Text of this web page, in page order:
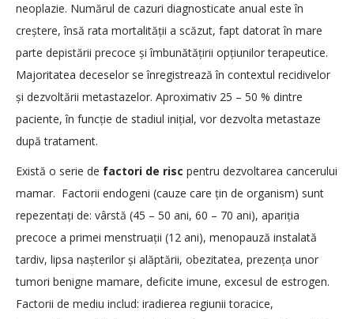
neoplazie. Numărul de cazuri diagnosticate anual este în
creștere, însă rata mortalității a scăzut, fapt datorat în mare
parte depistării precoce și îmbunătățirii opțiunilor terapeutice.
Majoritatea deceselor se înregistrează în contextul recidivelor
și dezvoltării metastazelor. Aproximativ 25 – 50 % dintre
paciente, în funcție de stadiul inițial, vor dezvolta metastaze
după tratament.
Există o serie de factori de risc pentru dezvoltarea cancerului
mamar. Factorii endogeni (cauze care țin de organism) sunt
repezentați de: vârstă (45 – 50 ani, 60 – 70 ani), apariția
precoce a primei menstruații (12 ani), menopauză instalată
tardiv, lipsa nașterilor și alăptării, obezitatea, prezența unor
tumori benigne mamare, deficite imune, excesul de estrogen.
Factorii de mediu includ: iradierea regiunii toracice,